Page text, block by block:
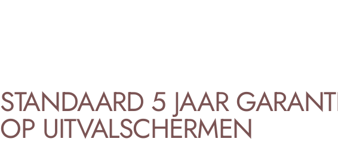
STANDAARD 5 JAAR
OP UITVALSCHERMEN